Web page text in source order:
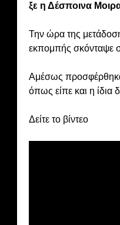
ξε η Δέσποινα
Την ώρα της
εκπομπής σκόνταψε
Αμέσως
όπως είπε και η ίδια
Δείτε το βίντεο